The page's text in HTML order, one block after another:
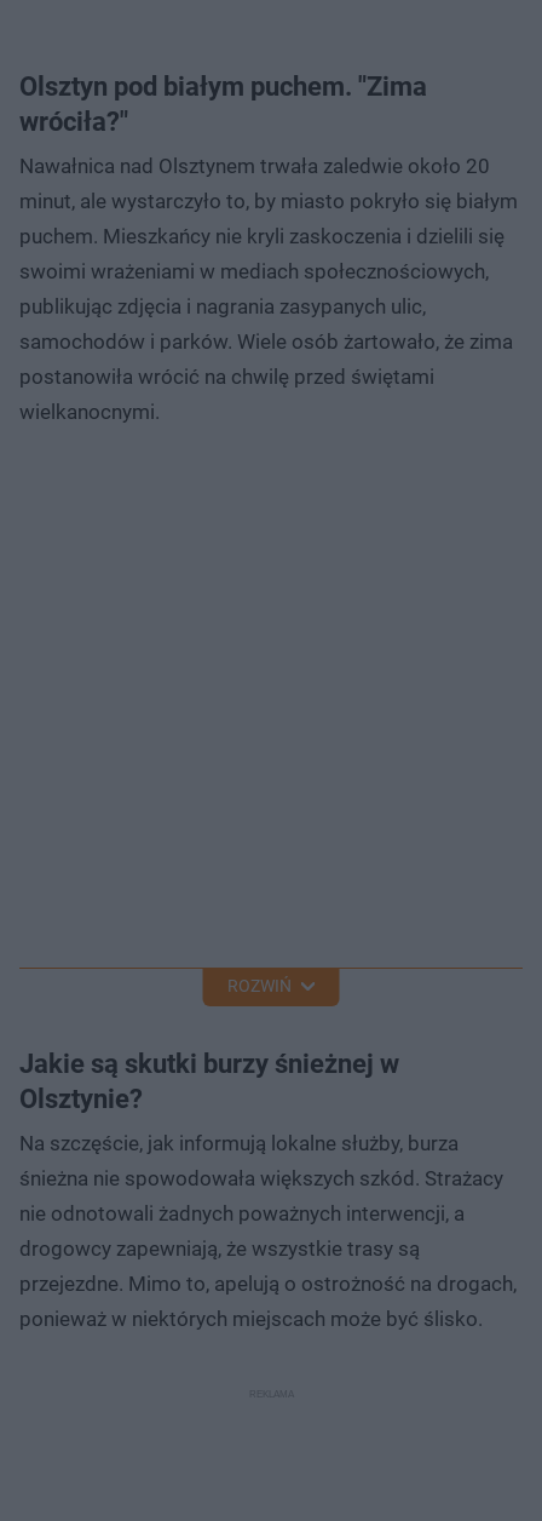
Olsztyn pod białym puchem. "Zima
wróciła?"
Nawałnica nad Olsztynem trwała zaledwie około 20
minut, ale wystarczyło to, by miasto pokryło się białym
puchem. Mieszkańcy nie kryli zaskoczenia i dzielili się
swoimi wrażeniami w mediach społecznościowych,
publikując zdjęcia i nagrania zasypanych ulic,
samochodów i parków. Wiele osób żartowało, że zima
postanowiła wrócić na chwilę przed świętami
wielkanocnymi.
ROZWIŃ
Jakie są skutki burzy śnieżnej w
Olsztynie?
Na szczęście, jak informują lokalne służby, burza
śnieżna nie spowodowała większych szkód. Strażacy
nie odnotowali żadnych poważnych interwencji, a
drogowcy zapewniają, że wszystkie trasy są
przejezdne. Mimo to, apelują o ostrożność na drogach,
ponieważ w niektórych miejscach może być ślisko.